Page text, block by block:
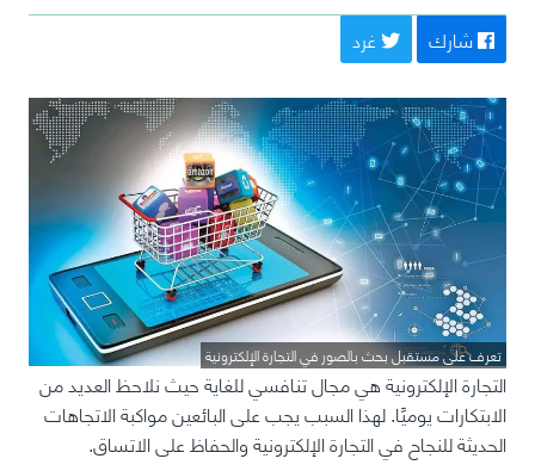
شارك غرد
تعرف على مستقبل بحث بالصور في التجارة الإلكترونية
التجارة الإلكترونية هي مجال تنافسي للغاية حيث نلاحظ العديد من
الابتكارات يوميًا. لهذا السبب يجب على البائعين مواكبة الاتجاهات
الحديثة للنجاح في التجارة الإلكترونية والحفاظ على الاتساق.